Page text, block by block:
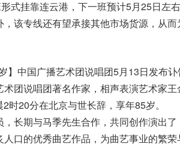
式挂靠连云港，下一班预计5月25日左
该专线还有望承接其他市场货源，从而
】中国广播艺术团说唱团5月13日发布
团说唱团著名作家，相声表演艺术家王
20分在北京与世长辞，享年85岁。
长期与马季先生合作，共同创作演出了
口的优秀曲艺作品，为曲艺事业的繁